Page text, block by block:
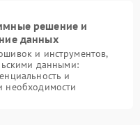
решение и
данных
и инструментов,
данными:
и
необходимости